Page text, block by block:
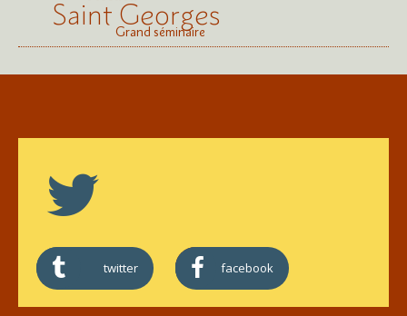
Saint Georges
Grand séminaire
twitter facebook